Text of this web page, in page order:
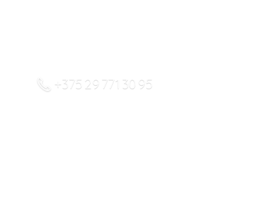
+375 29 771 30 95